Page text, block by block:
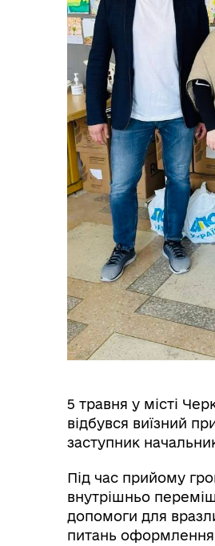
Гуманітарна
Розпорядження
Покровської
адміністрації
Меморандуми
5 травня у місті
відбувся виїзний
заступник
Під час прийому
внутрішньо
допомоги для
питань оформлення